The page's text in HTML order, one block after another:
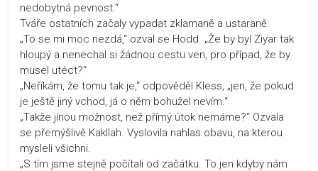
nedobytná pevnost.“
Tváře ostatních začaly vypadat zklamaně a ustaraně.
„To se mi moc nezdá,“ ozval se Hodd. „Že by byl Ziyar tak
hloupý a nenechal si žádnou cestu ven, pro případ, že by
musel utéct?“
„Neříkám, že tomu tak je,“ odpověděl Kless, „jen, že pokud
je ještě jiný vchod, já o něm bohužel nevím.“
„Takže jinou možnost, než přímý útok nemáme?“ Ozvala
se přemýšlivě Kakllah. Vyslovila nahlas obavu, na kterou
mysleli všichni.
„S tím jsme stejně počítali od začátku. To jen kdyby nám